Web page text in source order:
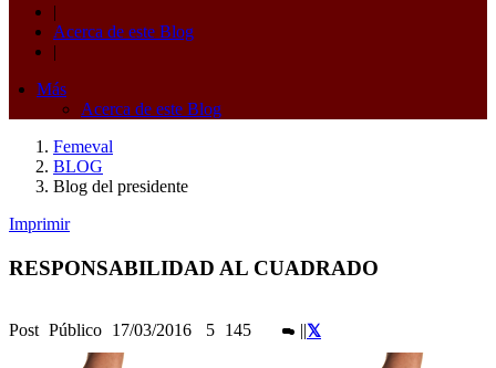
|
Acerca de este Blog
|
Más
Acerca de este Blog
Femeval
BLOG
Blog del presidente
Imprimir
RESPONSABILIDAD AL CUADRADO
Post Público 17/03/2016 5 145 ||